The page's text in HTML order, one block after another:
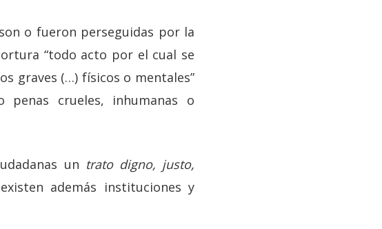
o fueron perseguidas por la
“todo acto por el cual se
graves (…) físicos o mentales”
crueles, inhumanas o
un trato digno, justo,
además instituciones y